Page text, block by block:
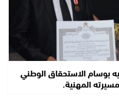
بوسام الاستحقاق الوطني
المهنية.